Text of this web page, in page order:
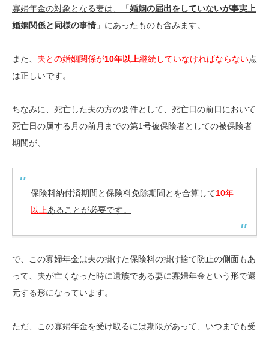
寡婦年金の対象となる妻は、「婚姻の届出をしていないが事実上
婚姻関係と同様の事情 」にあったものも含みます。
また、 夫との婚姻関係が10年以上継続していなければならない点
は正しいです。
ちなみに、死亡した夫の方の要件として、死亡日の前日において
死亡日の属する月の前月までの第1号被保険者としての被保険者
期間が、
保険料納付済期間と保険料免除期間とを合算して10年
以上あることが必要です。
で、この寡婦年金は夫の掛けた保険料の掛け捨て防止の側面もあ
って、夫が亡くなった時に遺族である妻に寡婦年金という形で還
元する形になっています。
ただ、この寡婦年金を受け取るには期限があって、いつまでも受